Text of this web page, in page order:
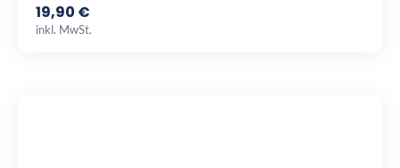
19,90 €
inkl. MwSt.